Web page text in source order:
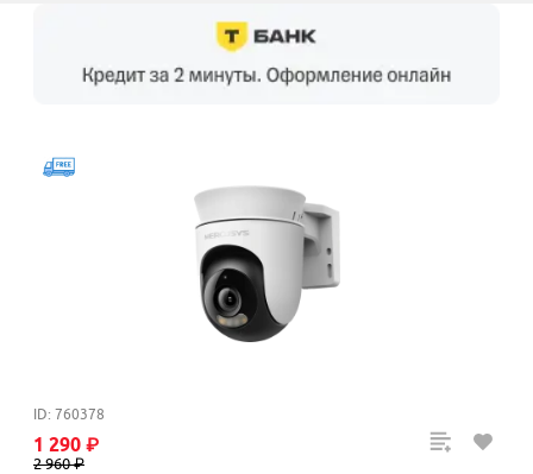
ID: 760378
2 960 ₽
1 290 ₽